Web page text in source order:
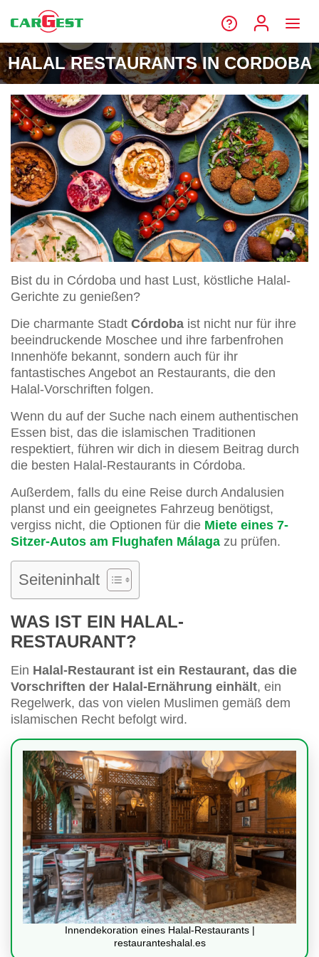
HALAL RESTAURANTS IN CORDOBA
Bist du in Córdoba und hast Lust, köstliche Halal-
Gerichte zu genießen?
Die charmante Stadt Córdoba ist nicht nur für ihre
beeindruckende Moschee und ihre farbenfrohen
Innenhöfe bekannt, sondern auch für ihr
fantastisches Angebot an Restaurants, die den
Halal-Vorschriften folgen.
Wenn du auf der Suche nach einem authentischen
Essen bist, das die islamischen Traditionen
respektiert, führen wir dich in diesem Beitrag durch
die besten Halal-Restaurants in Córdoba.
Außerdem, falls du eine Reise durch Andalusien
planst und ein geeignetes Fahrzeug benötigst,
vergiss nicht, die Optionen für die Miete eines 7-
Sitzer-Autos am Flughafen Málaga zu prüfen.
Seiteninhalt
WAS IST EIN HALAL-
RESTAURANT?
Ein Halal-Restaurant ist ein Restaurant, das die
Vorschriften der Halal-Ernährung einhält, ein
Regelwerk, das von vielen Muslimen gemäß dem
islamischen Recht befolgt wird.
Innendekoration eines Halal-Restaurants |
restauranteshalal.es